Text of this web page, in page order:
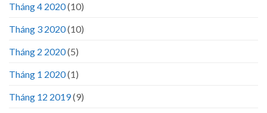
Tháng 4 2020(10)
Tháng 3 2020(10)
Tháng 2 2020(5)
Tháng 1 2020(1)
Tháng 12 2019(9)